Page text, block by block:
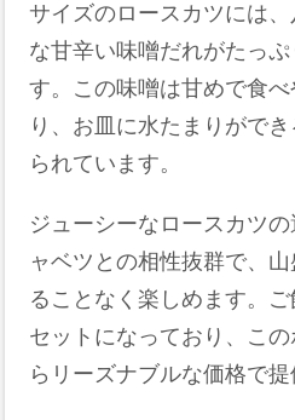
サイズのロースカツには
な甘辛い味噌だれがたっ
す。この味噌は甘めで食
り、お皿に水たまりがで
られています。
ジューシーなロースカツ
ャベツとの相性抜群で、
ることなく楽しめます。
セットになっており、こ
らリーズナブルな価格で提